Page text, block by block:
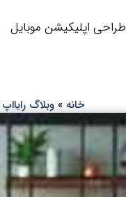
طراحی اپلیکیشن موبایل
خانه »وبلاگ رایااپ